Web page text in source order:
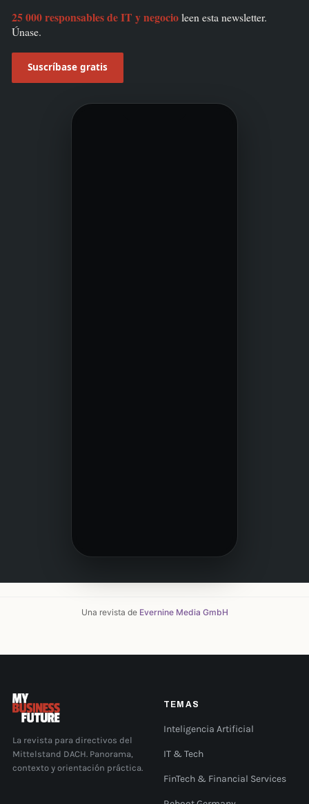
25 000 responsables de IT y negocioleen esta newsletter.
Únase.
Suscríbase gratis
Una revista de Evernine Media GmbH
La revista para directivos del
Mittelstand DACH. Panorama,
contexto y orientación práctica.
TEMAS
Inteligencia Artificial
IT & Tech
FinTech & Financial Services